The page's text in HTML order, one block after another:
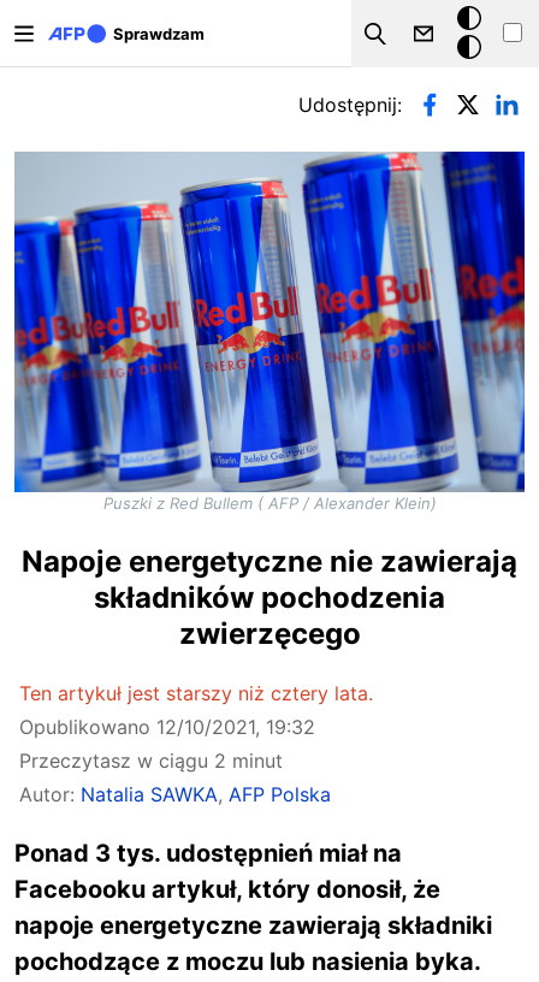
Sprawdzam
Szukaj
Tryb
ciemny
Zakładki podstawowe
Udostępnij:
Puszki z Red Bullem ( AFP / Alexander Klein)
Napoje energetyczne nie zawierają
składników pochodzenia
zwierzęcego
Ten artykuł jest starszy niż cztery lata.
Opublikowano 12/10/2021, 19:32
Przeczytasz w ciągu 2 minut
Autor: Natalia SAWKA, AFP Polska
Ponad 3 tys. udostępnień miał na
Facebooku artykuł, który donosił, że
napoje energetyczne zawierają składniki
pochodzące z moczu lub nasienia byka.